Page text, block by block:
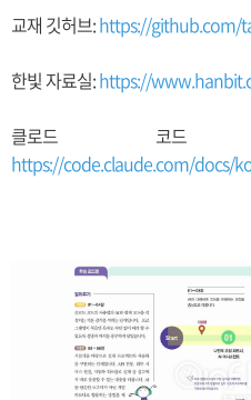
교재 깃허브:https://github.com/
한빛 자료실:https://
클로드 코드
https://code.claude.com/docs/